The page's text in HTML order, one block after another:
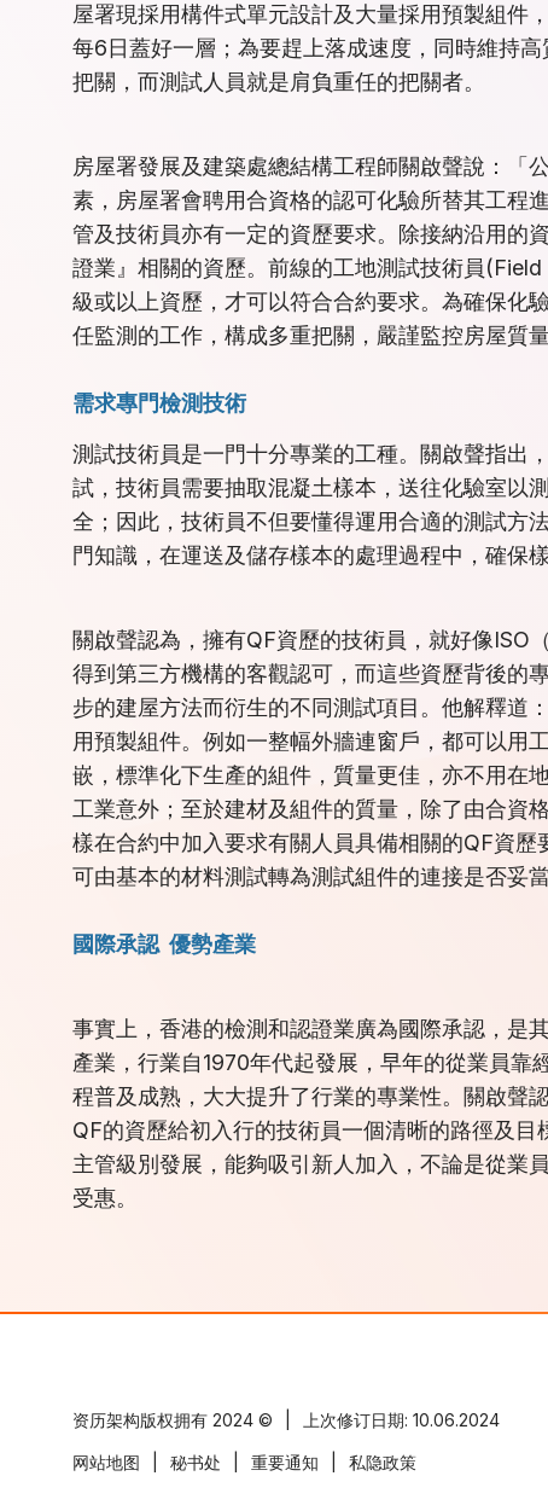
屋署現採用構件式單元設計及大量採用預製組件
每6日蓋好一層；為要趕上落成速度，同時維持
把關，而測試人員就是肩負重任的把關者。
房屋署發展及建築處總結構工程師關啟聲說：「
素，房屋署會聘用合資格的認可化驗所替其工程
管及技術員亦有一定的資歷要求。除接納沿用的
證業』相關的資歷。前線的工地測試技術員
級或以上資歷，才可以符合合約要求。為確保化
任監測的工作，構成多重把關，嚴謹監控房屋質量
需求專門檢測技術
測試技術員是一門十分專業的工種。關啟聲指出
試，技術員需要抽取混凝土樣本，送往化驗室以
全；因此，技術員不但要懂得運用合適的測試方
門知識，在運送及儲存樣本的處理過程中，確保
關啟聲認為，擁有QF資歷的技術員，就好像ISO
得到第三方機構的客觀認可，而這些資歷背後的
步的建屋方法而衍生的不同測試項目。他解釋道
用預製組件。例如一整幅外牆連窗戶，都可以用
嵌，標準化下生產的組件，質量更佳，亦不用在
工業意外；至於建材及組件的質量，除了由合資
樣在合約中加入要求有關人員具備相關的QF資歷
可由基本的材料測試轉為測試組件的連接是否妥
國際承認 優勢產業
事實上，香港的檢測和認證業廣為國際承認，是
產業，行業自1970年代起發展，早年的從業員靠
程普及成熟，大大提升了行業的專業性。關啟聲
QF的資歷給初入行的技術員一個清晰的路徑及
主管級別發展，能夠吸引新人加入，不論是從業
受惠。
资历架构版权拥有 2024 © 上次修订日期: 10.06.2024
网站地图 秘书处 重要通知 私隐政策